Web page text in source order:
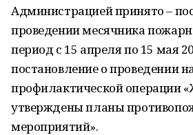
Администрацией принято –
проведении месячника
период с 15 апреля по 15 мая
постановление о проведении
профилактической операции
утверждены планы
мероприятий».